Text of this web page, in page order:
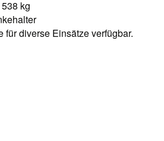
kg
für diverse Einsätze verfügbar.